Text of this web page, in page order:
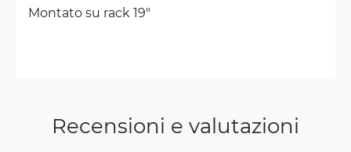
Montato su rack 19"
Recensioni e valutazioni